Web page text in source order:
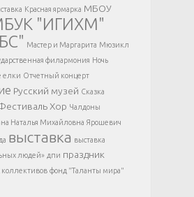
</div >Красная ярмарка МБОУ
"ИГИХМ"
Мастер и Маргарита Мюзикл
филармония Ночь
елки Отчетный концерт
Русский музей Сказка
Хор Чалдоны
Наталья Михайловна Ярошевич
выставка выставка
людей» дпи праздник
коллективов фонд "Таланты мира"